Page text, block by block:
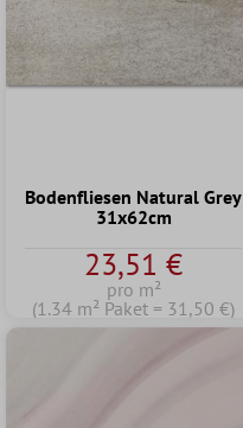
Bodenfliesen Natural Grey
31x62cm
23,51 €
pro m²
(1.34 m² Paket = 31,50 €)